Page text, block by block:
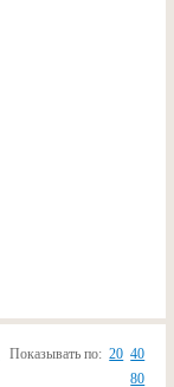
Показывать по: 20 40
80